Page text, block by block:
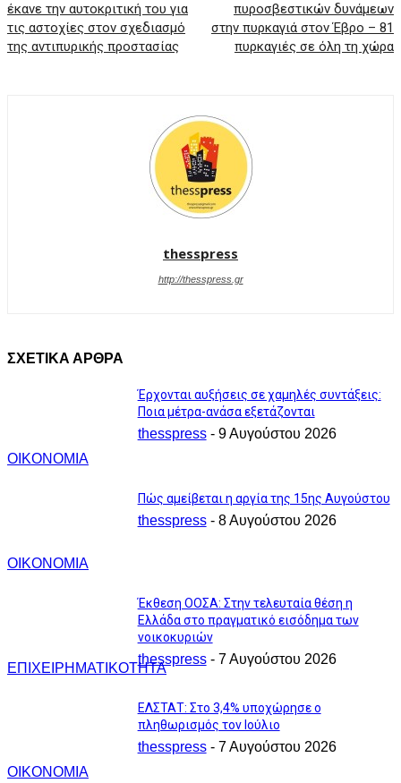
έκανε την αυτοκριτική του για
τις αστοχίες στον σχεδιασμό
της αντιπυρικής προστασίας
πυροσβεστικών δυνάμεων
στην πυρκαγιά στον Έβρο – 81
πυρκαγιές σε όλη τη χώρα
thesspress
http://thesspress.gr
ΣΧΕΤΙΚΑ ΑΡΘΡΑ
ΟΙΚΟΝΟΜΙΑ
Έρχονται αυξήσεις σε χαμηλές συντάξεις:
Ποια μέτρα-ανάσα εξετάζονται
thesspress - 9 Αυγούστου 2026
ΟΙΚΟΝΟΜΙΑ
Πώς αμείβεται η αργία της 15ης Αυγούστου
thesspress - 8 Αυγούστου 2026
ΕΠΙΧΕΙΡΗΜΑΤΙΚΟΤΗΤΑ
Έκθεση ΟΟΣΑ: Στην τελευταία θέση η
Ελλάδα στο πραγματικό εισόδημα των
νοικοκυριών
thesspress - 7 Αυγούστου 2026
ΟΙΚΟΝΟΜΙΑ
ΕΛΣΤΑΤ: Στο 3,4% υποχώρησε ο
πληθωρισμός τον Ιούλιο
thesspress - 7 Αυγούστου 2026